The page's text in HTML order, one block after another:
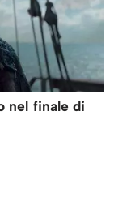
nel finale di